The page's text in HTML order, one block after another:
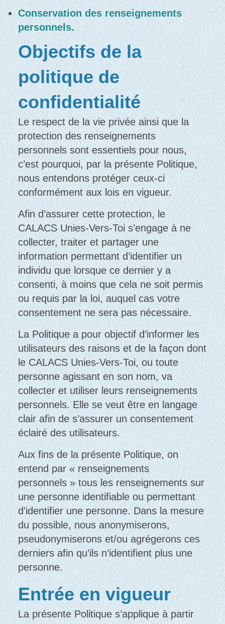
Conservation des renseignements
personnels.
Objectifs de la
politique de
confidentialité
Le respect de la vie privée ainsi que la
protection des renseignements
personnels sont essentiels pour nous,
c’est pourquoi, par la présente Politique,
nous entendons protéger ceux-ci
conformément aux lois en vigueur.
Afin d’assurer cette protection, le
CALACS Unies-Vers-Toi s’engage à ne
collecter, traiter et partager une
information permettant d’identifier un
individu que lorsque ce dernier y a
consenti, à moins que cela ne soit permis
ou requis par la loi, auquel cas votre
consentement ne sera pas nécessaire.
La Politique a pour objectif d’informer les
utilisateurs des raisons et de la façon dont
le CALACS Unies-Vers-Toi, ou toute
personne agissant en son nom, va
collecter et utiliser leurs renseignements
personnels. Elle se veut être en langage
clair afin de s’assurer un consentement
éclairé des utilisateurs.
Aux fins de la présente Politique, on
entend par « renseignements
personnels » tous les renseignements sur
une personne identifiable ou permettant
d'identifier une personne. Dans la mesure
du possible, nous anonymiserons,
pseudonymiserons et/ou agrégerons ces
derniers afin qu’ils n’identifient plus une
personne.
Entrée en vigueur
La présente Politique s’applique à partir